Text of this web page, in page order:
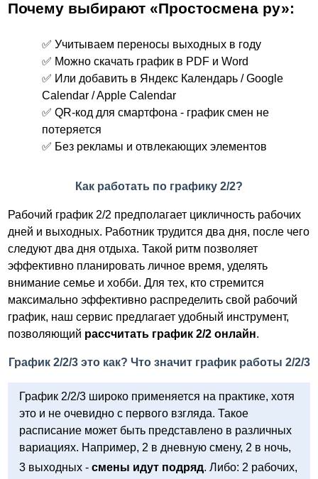
Почему выбирают «Простосмена ру»:
✅ Учитываем переносы выходных в году
✅ Можно скачать график в PDF и Word
✅ Или добавить в Яндекс Календарь / Google
Calendar / Apple Calendar
✅ QR-код для смартфона - график смен не
потеряется
✅ Без рекламы и отвлекающих элементов
Как работать по графику 2/2?
Рабочий график 2/2 предполагает цикличность рабочих
дней и выходных. Работник трудится два дня, после чего
следуют два дня отдыха. Такой ритм позволяет
эффективно планировать личное время, уделять
внимание семье и хобби. Для тех, кто стремится
максимально эффективно распределить свой рабочий
график, наш сервис предлагает удобный инструмент,
позволяющий рассчитать график 2/2 онлайн.
График 2/2/3 это как? Что значит график работы 2/2/3
График 2/2/3 широко применяется на практике, хотя
это и не очевидно с первого взгляда. Такое
расписание может быть представлено в различных
вариациях. Например, 2 в дневную смену, 2 в ночь,
3 выходных -смены идут подряд. Либо: 2 рабочих,